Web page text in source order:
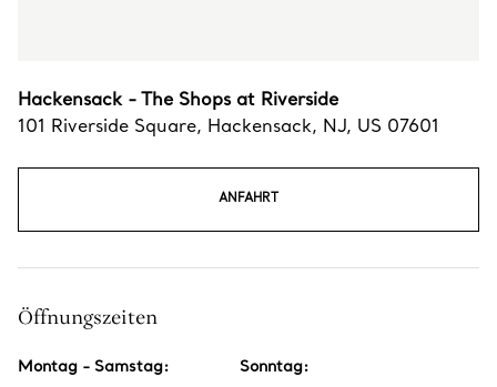
Hackensack - The Shops at Riverside
101 Riverside Square, Hackensack, NJ, US 07601
ANFAHRT
Öffnungszeiten
Montag - Samstag:
Sonntag: